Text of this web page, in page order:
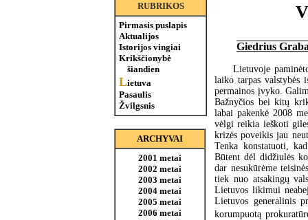
RUBRIKOS
Pirmasis puslapis
Aktualijos
Istorijos vingiai
Krikščionybė
šiandien
Lietuva
Pasaulis
Žvilgsnis
ARCHYVAI
2001 metai
2002 metai
2003 metai
2004 metai
2005 metai
2006 metai
Giedrius
Lietuvoje
laiko tarpas valstybės
permainos įvyko.
Bažnyčios bei kitų
labai pakenkė 2008
vėlgi reikia ieškoti
krizės poveikis jau
Tenka konstatuoti,
Būtent dėl didžiulės
dar nesukūrėme
tiek nuo atsakingų
Lietuvos likimui
Lietuvos generalinis
korumpuotą